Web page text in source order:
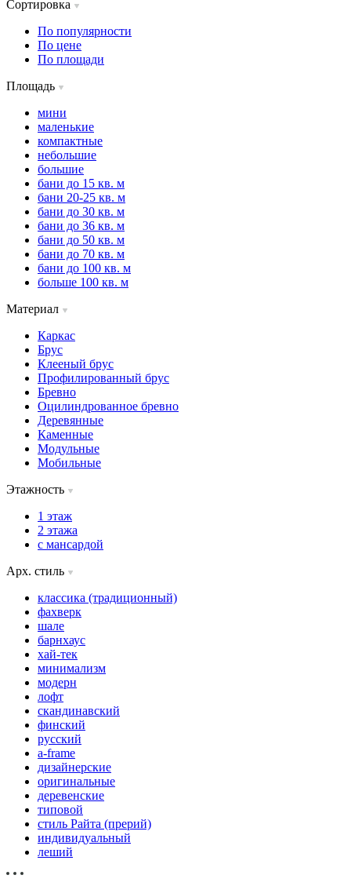
Сортировка
По популярности
По цене
По площади
Площадь
мини
маленькие
компактные
небольшие
большие
бани до 15 кв. м
бани 20-25 кв. м
бани до 30 кв. м
бани до 36 кв. м
бани до 50 кв. м
бани до 70 кв. м
бани до 100 кв. м
больше 100 кв. м
Материал
Каркас
Брус
Клееный брус
Профилированный брус
Бревно
Оцилиндрованное бревно
Деревянные
Каменные
Модульные
Мобильные
Этажность
1 этаж
2 этажа
с мансардой
Арх. стиль
классика (традиционный)
фахверк
шале
барнхаус
хай-тек
минимализм
модерн
лофт
скандинавский
финский
русский
a-frame
дизайнерские
оригинальные
деревенские
типовой
стиль Райта (прерий)
индивидуальный
леший